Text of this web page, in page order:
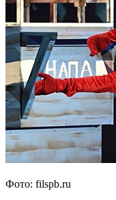
Фото: filspb.ru